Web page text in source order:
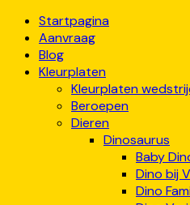
Startpagina
Aanvraag
Blog
Kleurplaten
Kleurplaten
Beroepen
Dieren
Dinosaurus
Baby
Dino bij
Dino